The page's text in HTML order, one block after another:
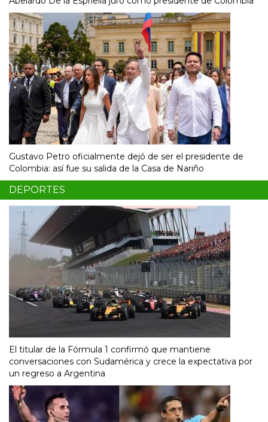
Gustavo Petro oficialmente dejó de ser el presidente de
Colombia: así fue su salida de la Casa de Nariño
DEPORTES
El titular de la Fórmula 1 confirmó que mantiene
conversaciones con Sudamérica y crece la expectativa por
un regreso a Argentina